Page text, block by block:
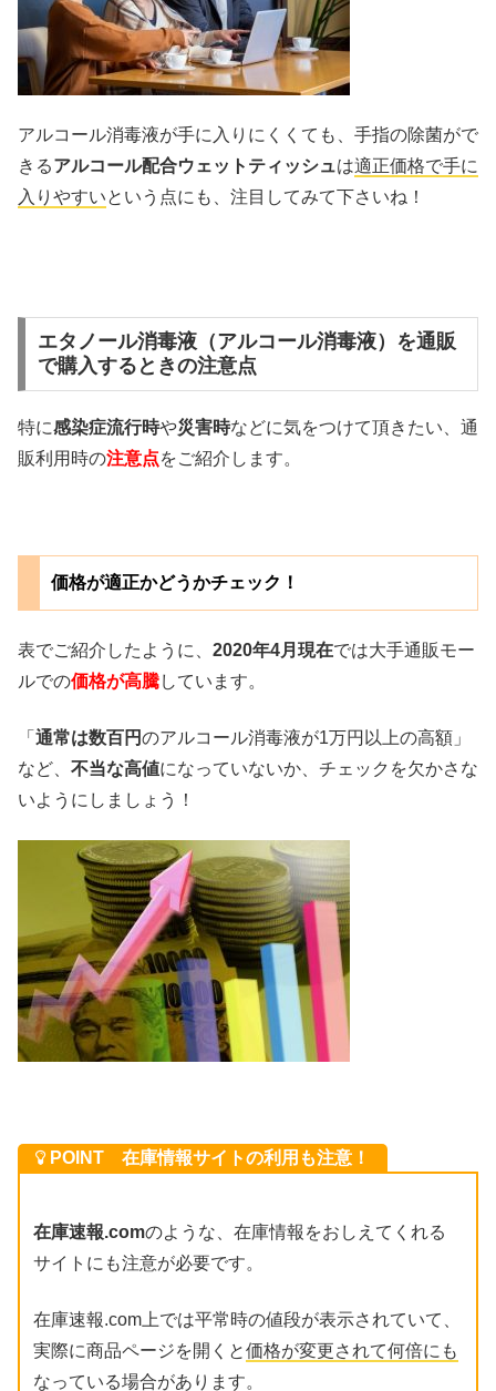
アルコール消毒液が手に入りにくくても、手指の除菌がで
きるアルコール配合ウェットティッシュは適正価格で手に
入りやすいという点にも、注目してみて下さいね！
エタノール消毒液（アルコール消毒液）を通販
で購入するときの注意点
特に感染症流行時や災害時などに気をつけて頂きたい、通
販利用時の注意点をご紹介します。
価格が適正かどうかチェック！
表でご紹介したように、 2020年4月現在では大手通販モー
ルでの価格が高騰しています。
「 通常は数百円のアルコール消毒液が1万円以上の高額」
など、 不当な高値になっていないか、チェックを欠かさな
いようにしましょう！
POINT 在庫情報サイトの利用も注意！
在庫速報.comのような、在庫情報をおしえてくれる
サイトにも注意が必要です。
在庫速報.com上では平常時の値段が表示されていて、
実際に商品ページを開くと価格が変更されて何倍にも
なっている場合があります。